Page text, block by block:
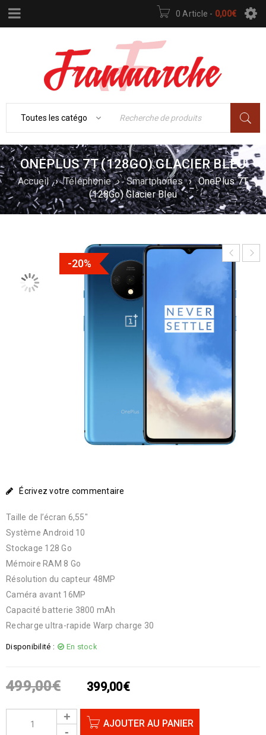
0 Article - 0,00€
ONEPLUS 7T (128GO) GLACIER BLEU
Accueil › Téléphonie › Smartphones › OnePlus 7T
(128Go) Glacier Bleu
-20%
Écrivez votre commentaire
Taille de l’écran 6,55″
Système Android 10
Stockage 128 Go
Mémoire RAM 8 Go
Résolution du capteur 48MP
Caméra avant 16MP
Capacité batterie 3800 mAh
Recharge ultra-rapide Warp charge 30
Disponibilité : En stock
499,00€ 399,00€
AJOUTER AU PANIER